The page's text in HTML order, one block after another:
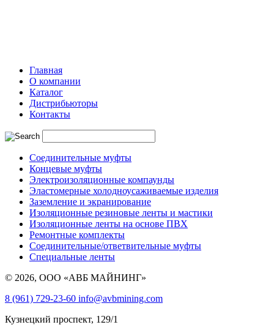
Главная
О компании
Каталог
Дистрибьюторы
Контакты
Соединительные муфты
Концевые муфты
Электроизоляционные компаунды
Эластомерные холодноусаживаемые изделия
Заземление и экранирование
Изоляционные резиновые ленты и мастики
Изоляционные ленты на основе ПВХ
Ремонтные комплекты
Соединительные/ответвительные муфты
Специальные ленты
© 2026, ООО «АВБ МАЙНИНГ»
8 (961) 729-23-60 info@avbmining.com
Кузнецкий проспект, 129/1